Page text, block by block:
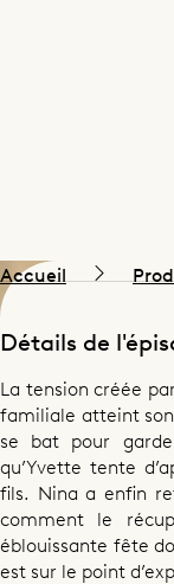
Accueil
Détails de
La tension créée
familiale atteint
se bat pour
qu’Yvette tente
fils. Nina a enfin
comment le
éblouissante fête
est sur le point